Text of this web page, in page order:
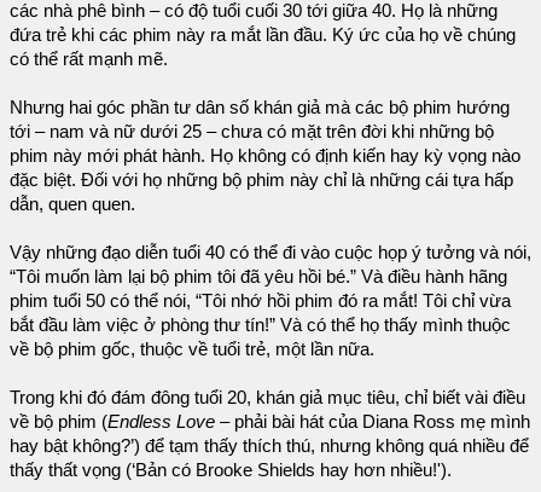
các nhà phê bình – có độ tuổi cuối 30 tới giữa 40. Họ là những
đứa trẻ khi các phim này ra mắt lần đầu. Ký ức của họ về chúng
có thể rất mạnh mẽ.
Nhưng hai góc phần tư dân số khán giả mà các bộ phim hướng
tới – nam và nữ dưới 25 – chưa có mặt trên đời khi những bộ
phim này mới phát hành. Họ không có định kiến hay kỳ vọng nào
đặc biệt. Đối với họ những bộ phim này chỉ là những cái tựa hấp
dẫn, quen quen.
Vậy những đạo diễn tuổi 40 có thể đi vào cuộc họp ý tưởng và nói,
“Tôi muốn làm lại bộ phim tôi đã yêu hồi bé.” Và điều hành hãng
phim tuổi 50 có thể nói, “Tôi nhớ hồi phim đó ra mắt! Tôi chỉ vừa
bắt đầu làm việc ở phòng thư tín!” Và có thể họ thấy mình thuộc
về bộ phim gốc, thuộc về tuổi trẻ, một lần nữa.
Trong khi đó đám đông tuổi 20, khán giả mục tiêu, chỉ biết vài điều
về bộ phim (Endless Love – phải bài hát của Diana Ross mẹ mình
hay bật không?’) để tạm thấy thích thú, nhưng không quá nhiều để
thấy thất vọng (‘Bản có Brooke Shields hay hơn nhiều!').